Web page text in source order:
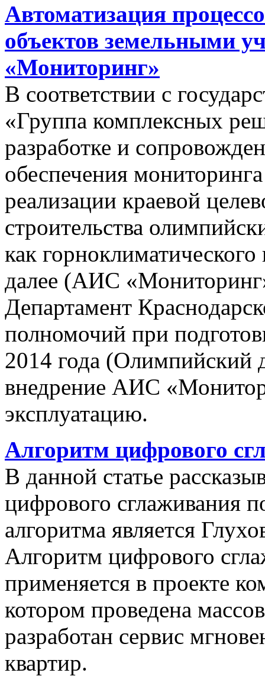
Автоматизация
объектов земельными
«Мониторинг»
В соответствии с
«Группа комплексных
разработке и
обеспечения
реализации краевой
строительства
как
далее (АИС
Департамент
полномочий при
2014 года (Олимпийский
внедрение АИС
эксплуатацию.
Алгоритм цифрового
В данной статье
цифрового сглаживания
алгоритма является
Алгоритм цифрового
применяется в проекте
котором проведена
разработан сервис
квартир.